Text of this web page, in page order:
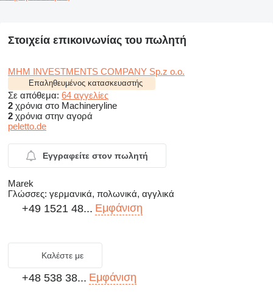
Στοιχεία επικοινωνίας του πωλητή
MHM INVESTMENTS COMPANY Sp.z o.o.
Επαληθευμένος κατασκευαστής
Σε απόθεμα: 64 αγγελίες
2 χρόνια στο Machineryline
2 χρόνια στην αγορά
peletto.de
Εγγραφείτε στον πωλητή
Marek
Γλώσσες: γερμανικά, πολωνικά, αγγλικά
+49 1521 48... Εμφάνιση
Καλέστε με
+48 538 38... Εμφάνιση